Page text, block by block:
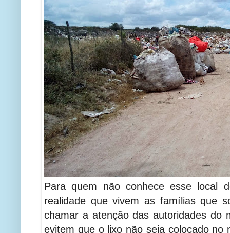
Para quem não conhece esse local
realidade que vivem as famílias que
chamar a atenção das autoridades do
evitem que o lixo não seja colocado no